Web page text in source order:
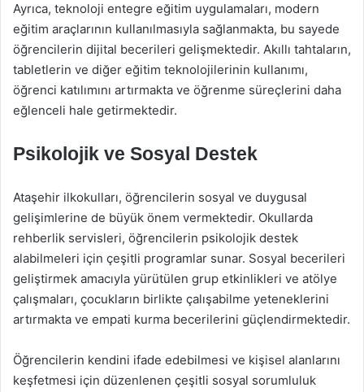
Ayrıca, teknoloji entegre eğitim uygulamaları, modern
eğitim araçlarının kullanılmasıyla sağlanmakta, bu sayede
öğrencilerin dijital becerileri gelişmektedir. Akıllı tahtaların,
tabletlerin ve diğer eğitim teknolojilerinin kullanımı,
öğrenci katılımını artırmakta ve öğrenme süreçlerini daha
eğlenceli hale getirmektedir.
Psikolojik ve Sosyal Destek
Ataşehir ilkokulları, öğrencilerin sosyal ve duygusal
gelişimlerine de büyük önem vermektedir. Okullarda
rehberlik servisleri, öğrencilerin psikolojik destek
alabilmeleri için çeşitli programlar sunar. Sosyal becerileri
geliştirmek amacıyla yürütülen grup etkinlikleri ve atölye
çalışmaları, çocukların birlikte çalışabilme yeteneklerini
artırmakta ve empati kurma becerilerini güçlendirmektedir.
Öğrencilerin kendini ifade edebilmesi ve kişisel alanlarını
keşfetmesi için düzenlenen çeşitli sosyal sorumluluk